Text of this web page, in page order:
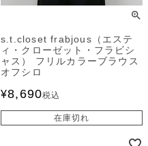
s.t.closet frabjous（エステ
ィ・クローゼット・フラビシ
ャス） フリルカラーブラウス
オフシロ
¥8,690税込
在庫切れ